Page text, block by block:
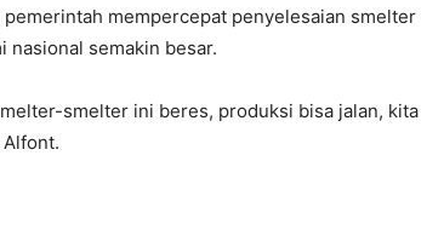
mempercepat penyelesaian smelter
nasional semakin besar.
smelter ini beres, produksi bisa jalan, kita